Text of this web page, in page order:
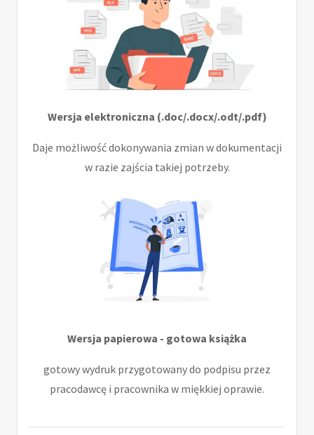
Wersja elektroniczna (.doc/.docx/.odt/.pdf)
Daje możliwość dokonywania zmian w dokumentacji
w razie zajścia takiej potrzeby.
Wersja papierowa - gotowa książka
gotowy wydruk przygotowany do podpisu przez
pracodawcę i pracownika w miękkiej oprawie.